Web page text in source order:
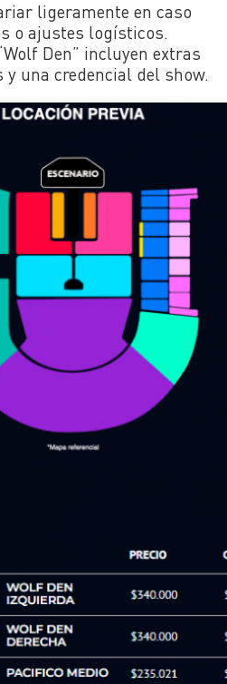
ligeramente en caso
o ajustes logísticos.
Den” incluyen extras
y una credencial del show.